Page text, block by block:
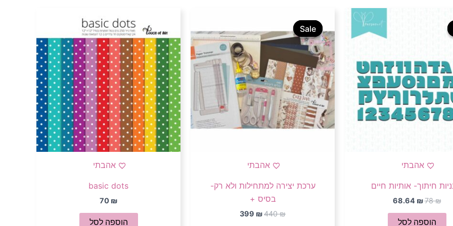
אהבתי
חיתוך- אותיות חיים
78₪
68.64 ₪
המחיר
הנוכחי
68.64 ₪.
הוספה לסל
Sale
אהבתי
Sale
ערכת יצירה למתחילות ולא רק-
בסיס +
440₪
היה:
440 ₪.
399 ₪
הוא:
399 ₪.
אהבתי
basic dots
70 ₪
הוספה לסל